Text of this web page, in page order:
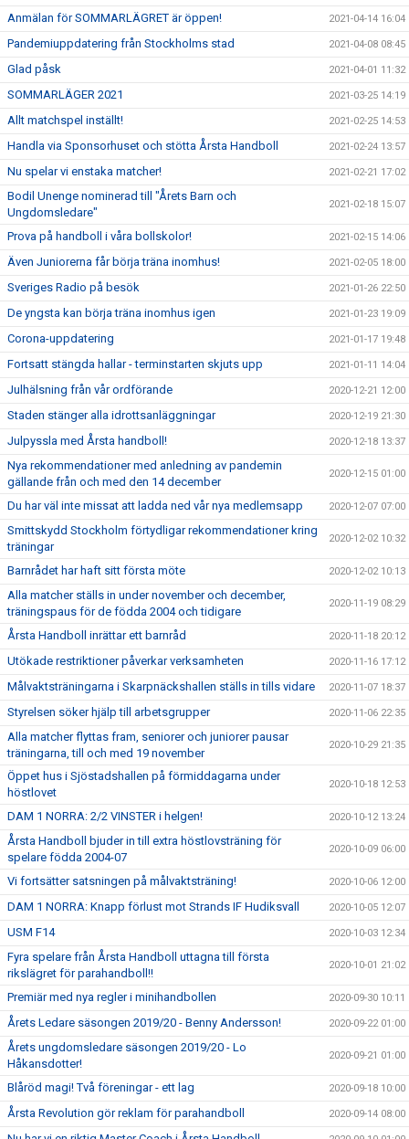
Anmälan för SOMMARLÄGRET är öppen! 2021-04-14 16:04
Pandemiuppdatering från Stockholms stad 2021-04-08 08:45
Glad påsk 2021-04-01 11:32
SOMMARLÄGER 2021 2021-03-25 14:19
Allt matchspel inställt! 2021-02-25 14:53
Handla via Sponsorhuset och stötta Årsta Handboll 2021-02-24 13:57
Nu spelar vi enstaka matcher! 2021-02-21 17:02
Bodil Unenge nominerad till "Årets Barn och
Ungdomsledare"
2021-02-18 15:07
Prova på handboll i våra bollskolor! 2021-02-15 14:06
Även Juniorerna får börja träna inomhus! 2021-02-05 18:00
Sveriges Radio på besök 2021-01-26 22:50
De yngsta kan börja träna inomhus igen 2021-01-23 19:09
Corona-uppdatering 2021-01-17 19:48
Fortsatt stängda hallar - terminstarten skjuts upp 2021-01-11 14:04
Julhälsning från vår ordförande 2020-12-21 12:00
Staden stänger alla idrottsanläggningar 2020-12-19 21:30
Julpyssla med Årsta handboll! 2020-12-18 13:37
Nya rekommendationer med anledning av pandemin
gällande från och med den 14 december
2020-12-15 01:00
Du har väl inte missat att ladda ned vår nya medlemsapp 2020-12-07 07:00
Smittskydd Stockholm förtydligar rekommendationer kring
träningar
2020-12-02 10:32
Barnrådet har haft sitt första möte 2020-12-02 10:13
Alla matcher ställs in under november och december,
träningspaus för de födda 2004 och tidigare
2020-11-19 08:29
Årsta Handboll inrättar ett barnråd 2020-11-18 20:12
Utökade restriktioner påverkar verksamheten 2020-11-16 17:12
Målvaktsträningarna i Skarpnäckshallen ställs in tills vidare 2020-11-07 18:37
Styrelsen söker hjälp till arbetsgrupper 2020-11-06 22:35
Alla matcher flyttas fram, seniorer och juniorer pausar
träningarna, till och med 19 november
2020-10-29 21:35
Öppet hus i Sjöstadshallen på förmiddagarna under
höstlovet
2020-10-18 12:53
DAM 1 NORRA: 2/2 VINSTER i helgen! 2020-10-12 13:24
Årsta Handboll bjuder in till extra höstlovsträning för
spelare födda 2004-07
2020-10-09 06:00
Vi fortsätter satsningen på målvaktsträning! 2020-10-06 12:00
DAM 1 NORRA: Knapp förlust mot Strands IF Hudiksvall 2020-10-05 12:07
USM F14 2020-10-03 12:34
Fyra spelare från Årsta Handboll uttagna till första
rikslägret för parahandboll!!
2020-10-01 21:02
Premiär med nya regler i minihandbollen 2020-09-30 10:11
Årets Ledare säsongen 2019/20 - Benny Andersson! 2020-09-22 01:00
Årets ungdomsledare säsongen 2019/20 - Lo
Håkansdotter!
2020-09-21 01:00
Blåröd magi! Två föreningar - ett lag 2020-09-18 10:00
Årsta Revolution gör reklam för parahandboll 2020-09-14 08:00